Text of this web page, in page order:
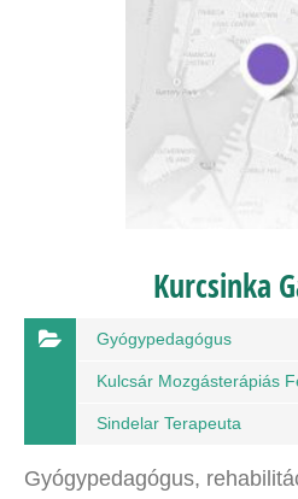
Kurcsinka
Gyógypedagógus
Kulcsár Mozgásterápiás
Sindelar Terapeuta
Gyógypedagógus,